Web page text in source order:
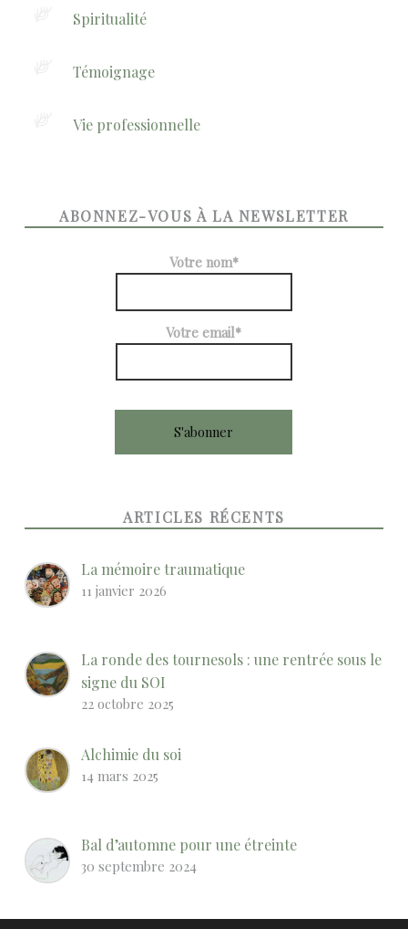
Spiritualité
Témoignage
Vie professionnelle
ABONNEZ-VOUS À LA NEWSLETTER
Votre nom*
Votre email*
ARTICLES RÉCENTS
La mémoire traumatique
11 janvier 2026
La ronde des tournesols : une rentrée sous le
signe du SOI
22 octobre 2025
Alchimie du soi
14 mars 2025
Bal d’automne pour une étreinte
30 septembre 2024